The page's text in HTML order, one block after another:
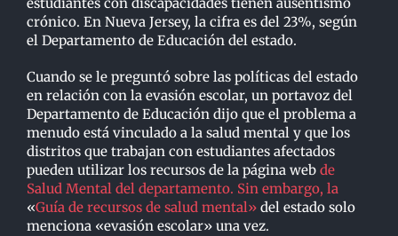
estudiantes con discapacidades tienen ausentismo
crónico. En Nueva Jersey, la cifra es del 23%, según
el Departamento de Educación del estado.
Cuando se le preguntó sobre las políticas del estado
en relación con la evasión escolar, un portavoz del
Departamento de Educación dijo que el problema a
menudo está vinculado a la salud mental y que los
distritos que trabajan con estudiantes afectados
pueden utilizar los recursos de la página web de
Salud Mental del departamento. Sin embargo, la
«Guía de recursos de salud mental» del estado solo
menciona «evasión escolar» una vez.